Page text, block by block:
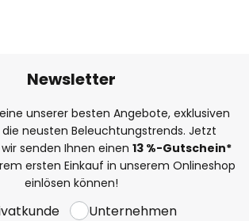
Newsletter
unserer besten Angebote, exklusiven
neusten Beleuchtungstrends. Jetzt
senden Ihnen einen 13 %-Gutschein*
ersten Einkauf in unserem Onlineshop
einlösen können!
Unternehmen